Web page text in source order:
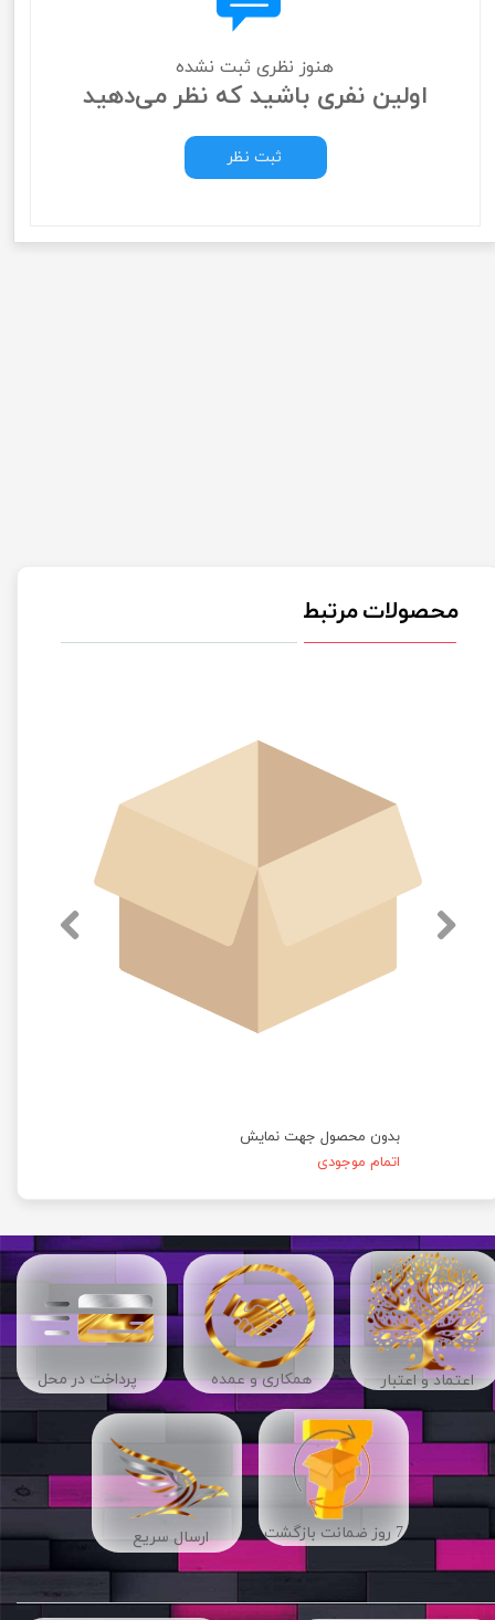
هنوز نظری ثبت نشده
اولین نفری باشید که نظر می‌دهید
ثبت نظر
محصولات مرتبط
بدون محصول جهت نمایش
اتمام موجودی
ارسال سریع
اعتماد و اعتبار
7 روز ضمانت بازگشت
پرداخت در محل ​​همکاری و عمده